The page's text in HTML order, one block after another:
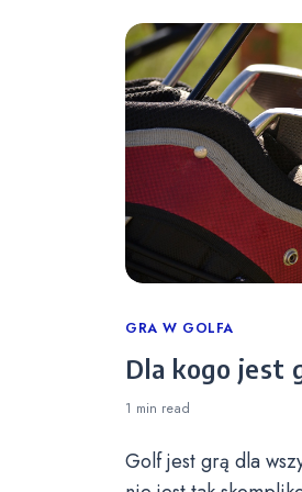
Categories
GRA W GOLFA
Dla kogo jest
1 min read
Golf jest grą dla